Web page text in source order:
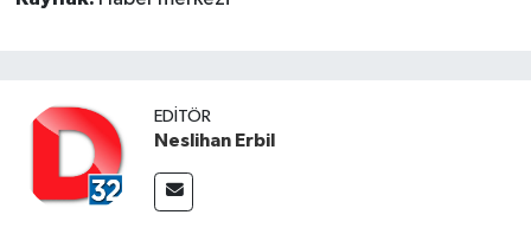
EDITÖR
Neslihan Erbil